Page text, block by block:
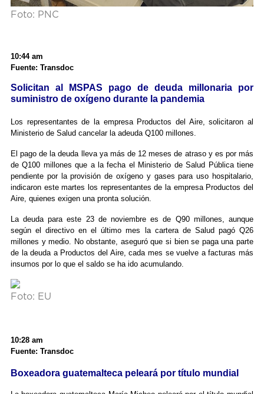
Foto: PNC
10:44 am
Fuente: Transdoc
Solicitan al MSPAS pago de deuda millonaria por
suministro de oxígeno durante la pandemia
Los representantes de la empresa Productos del Aire, solicitaron al
Ministerio de Salud cancelar la adeuda Q100 millones.
El pago de la deuda lleva ya más de 12 meses de atraso y es por más
de Q100 millones que a la fecha el Ministerio de Salud Pública tiene
pendiente por la provisión de oxígeno y gases para uso hospitalario,
indicaron este martes los representantes de la empresa Productos del
Aire, quienes exigen una pronta solución.
La deuda para este 23 de noviembre es de Q90 millones, aunque
según el directivo en el último mes la cartera de Salud pagó Q26
millones y medio. No obstante, aseguró que si bien se paga una parte
de la deuda a Productos del Aire, cada mes se vuelve a facturas más
insumos por lo que el saldo se ha ido acumulando.
Foto: EU
10:28 am
Fuente: Transdoc
Boxeadora guatemalteca peleará por título mundial